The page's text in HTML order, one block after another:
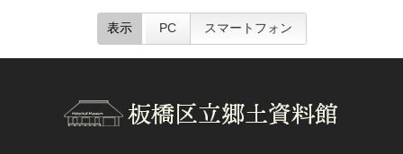
表示 PC スマートフォン